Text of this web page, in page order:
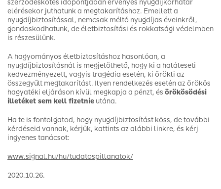
szerződéskötés időpontjában érvényes nyugdíjkorhatár
elérésekor juthatunk a megtakarításhoz. Emellett a
nyugdíjbiztosítással, nemcsak méltó nyugdíjas éveinkről,
gondoskodhatunk, de életbiztosítási és rokkatsági védelmben
is részesülünk.
A hagyományos életbiztosításhoz hasonlóan, a
nyugdíjbiztosításnál is megjelölhető, hogy ki a haláleseti
kedvezményezett, vagyis tragédia esetén, ki örökli az
összegyűlt megtakarítást. Ilyen rendelkezés esetén az örökös
hagyatéki eljáráson kívül megkapja a pénzt, és örökösödési
illetéket sem kell fizetnie utána.
Ha te is fontolgatod, hogy nyugdíjbiztosítást köss, de további
kérdéseid vannak, kérjük, kattints az alábbi linkre, és kérj
ingyenes tanácsot:
www.signal.hu/hu/tudatospillanatok/
2020.10.26.